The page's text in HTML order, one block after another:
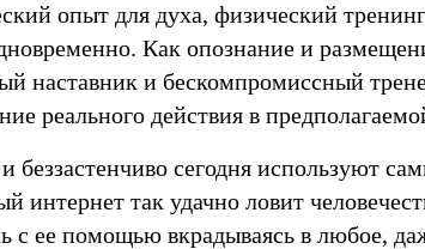
опыт для духа, физический
Как опознание и
наставник и бескомпромиссный
реального действия в
беззастенчиво сегодня используют
интернет так удачно ловит
с ее помощью вкрадываясь в любое,